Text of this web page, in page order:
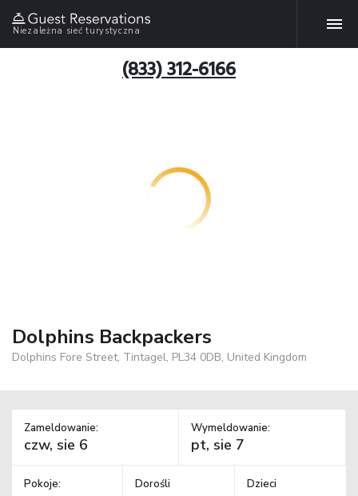
Niezależna sieć turystyczna
(833) 312-6166
Dolphins Backpackers
Dolphins Fore Street, Tintagel, PL34 0DB, United Kingdom
Zameldowanie: Wymeldowanie:
Pokoje: Dorośli Dzieci